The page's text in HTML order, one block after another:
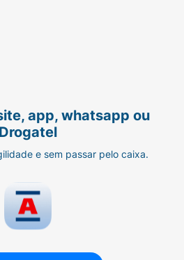
app, whatsapp ou
Drogatel
e sem passar pelo caixa.